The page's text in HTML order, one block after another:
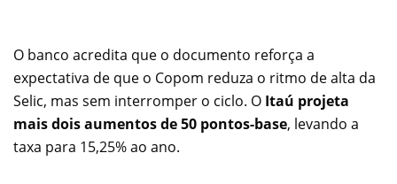
O banco acredita que o documento reforça a
expectativa de que o Copom reduza o ritmo de alta da
Selic, mas sem interromper o ciclo. O Itaú projeta
mais dois aumentos de 50 pontos-base, levando a
taxa para 15,25% ao ano.